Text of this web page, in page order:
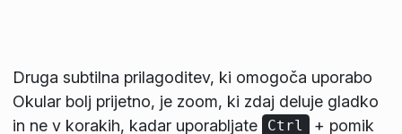
Druga subtilna prilagoditev, ki omogoča uporabo
Okular bolj prijetno, je zoom, ki zdaj deluje gladko
in ne v korakih, kadar uporabljate
Ctrl
+ pomik